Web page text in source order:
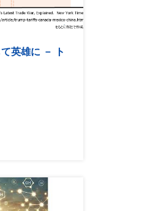
英雄に － ト